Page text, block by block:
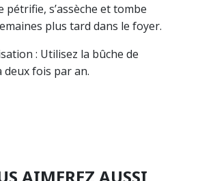
pétrifie, s’assèche et tombe
plus tard dans le foyer.
: Utilisez la bûche de
fois par an.